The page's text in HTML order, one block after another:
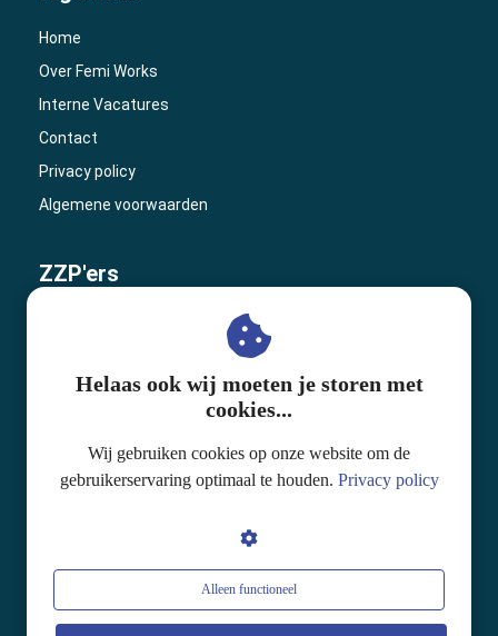
Home
Over Femi Works
Interne Vacatures
Contact
Privacy policy
Algemene voorwaarden
ZZP'ers
Zelfstandig ondernemer worden
Cases
Helaas ook wij moeten je storen met
cookies...
Wij gebruiken cookies op onze website om de
gebruikerservaring optimaal te houden. Privacy policy
Alleen functioneel